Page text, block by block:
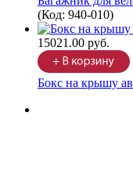
(Код: 940-010)
15021.00 руб.
Бокс на крышу